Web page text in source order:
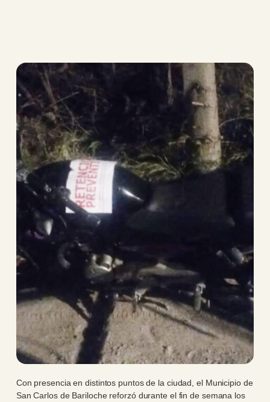
Con presencia en distintos puntos de la ciudad, el Municipio de
San Carlos de Bariloche reforzó durante el fin de semana los